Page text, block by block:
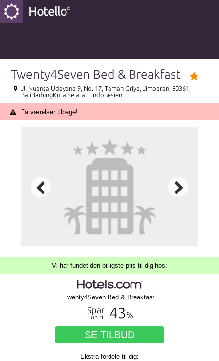
Hotello
Twenty4Seven Bed & Breakfast
Jl. Nuansa Udayana 9, No. 17, Taman Griya, Jimbaran, 80361,
BaliBadungKuta Selatan, Indonesien
Få værelser tilbage!
Vi har fundet den billigste pris til dig hos:
Twenty4Seven Bed & Breakfast
Spar
op til 43%
SE TILBUD
Ekstra fordele til dig: